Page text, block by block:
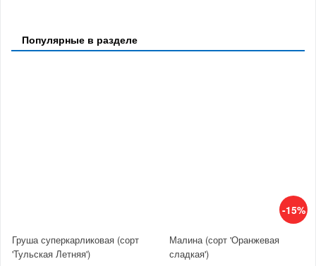
Популярные в разделе
Груша суперкарликовая (сорт
'Тульская Летняя')
-15%
Малина (сорт 'Оранжевая
сладкая')